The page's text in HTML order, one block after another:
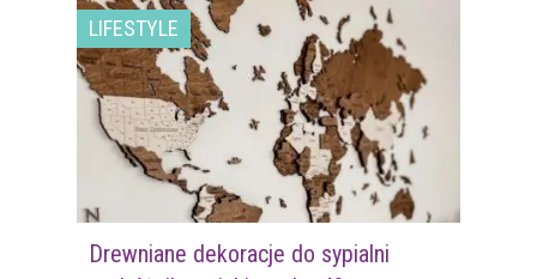
LIFESTYLE
Drewniane dekoracje do sypialni